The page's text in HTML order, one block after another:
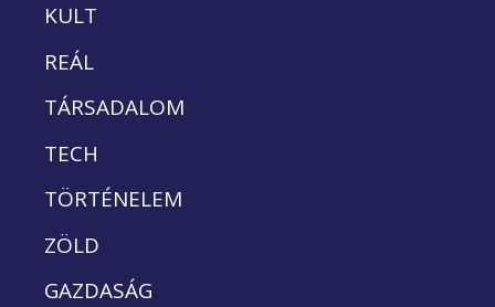
KULT
REÁL
TÁRSADALOM
TECH
TÖRTÉNELEM
ZÖLD
GAZDASÁG